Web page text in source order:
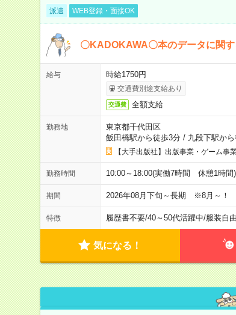
派遣 WEB登録・面接OK
〇KADOKAWA〇本のデータに関す
給与 時給1750円
交通費別途支給あり
交通費 全額支給
勤務地
東京都千代田区
飯田橋駅から徒歩3分/ 九段下駅か
【大手出版社】出版事業・ゲーム事
勤務時間 10:00～18:00(実働7時間 休憩1時間)
期間 2026年08月下旬～長期 ※8月～！
特徴 履歴書不要/40～50代活躍中/服装自由
気になる！